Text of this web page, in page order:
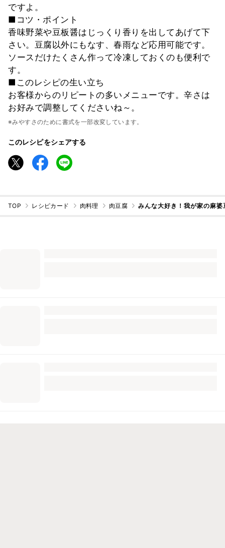
ですよ。
■コツ・ポイント
香味野菜や豆板醤はじっくり香りを出してあげて下
さい。豆腐以外にもなす、春雨など応用可能です。
ソースだけたくさん作って冷凍しておくのも便利で
す。
■このレシピの生い立ち
お客様からのリピートの多いメニューです。辛さは
お好みで調整してくださいね～。
※みやすさのために書式を一部改変しています。
このレシピをシェアする
TOP レシピカード 肉料理 肉豆腐 みんな大好き！我が家の麻婆